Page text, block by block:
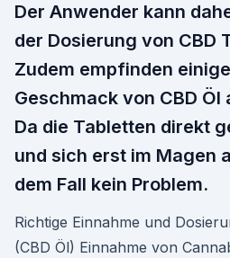
Der Anwender kann
der Dosierung von CBD
Zudem empfinden
Geschmack von CBD Öl
Da die Tabletten direkt
und sich erst im Magen
dem Fall kein Problem.
Richtige Einnahme und
(CBD Öl) Einnahme von